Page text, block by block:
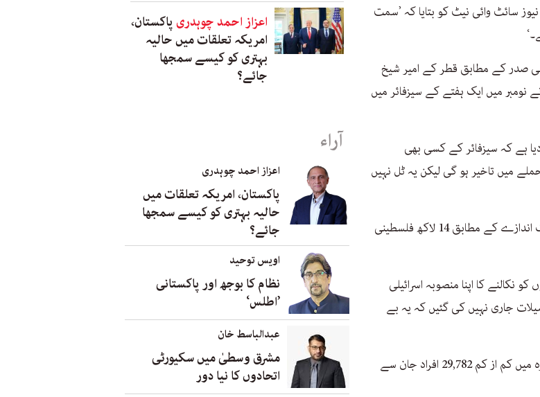
سائٹ وائی نیٹ کو بتایا کہ ’سمت
صدر کے مطابق قطر کے امیر شیخ
نومبر میں ایک ہفتے کے سیزفائر میں
دیا ہے کہ سیزفائر کے کسی بھی
میں تاخیر ہو گی لیکن یہ ٹل نہیں
غزہ میں اسرائیلی فوج کی جارحیت کے تقریباً پانچ ماہ بعد ایک اندازے کے مطابق 14 لاکھ فلسطینی
نکالنے کا اپنا منصوبہ اسرائیلی
جاری نہیں کی گئیں کہ یہ بے
وزارت صحت کے مطابق، اسرائیلی جارحیت کے نتیجے میں غزہ میں کم از کم 29,782 افراد جان سے
اعزاز احمد چوہدری پاکستان،
امریکہ تعلقات میں حالیہ
بہتری کو کیسے سمجھا
جائے؟
آراء
اعزاز احمد چوہدری
پاکستان، امریکہ تعلقات میں
حالیہ بہتری کو کیسے سمجھا
جائے؟
اویس توحید
نظام کا بوجھ اور پاکستانی
’اطلس‘
عبدالباسط خان
مشرق وسطیٰ میں سکیورٹی
اتحادوں کا نیا دور